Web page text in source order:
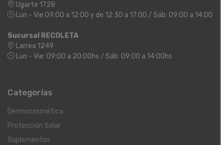
Ugarte 1728
Lun - Vie 09:00 a 12:00 y de 12:30 a 17:00 / Sáb: 09:00 a 14:00
Sucursal RECOLETA
Larrea 1249
Lun - Vie: 09:00 a 20:00hs / Sáb: 09:00 a 14:00hs
Categorías
Dermocosmética
Protección Solar
Suplementos